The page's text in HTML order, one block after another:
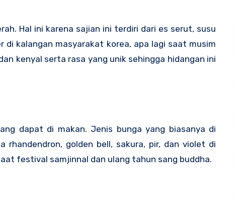
Hal ini karena sajian ini terdiri dari es serut, susu
kalangan masyarakat korea, apa lagi saat musim
kenyal serta rasa yang unik sehingga hidangan ini
dapat di makan. Jenis bunga yang biasanya di
rhandendron, golden bell, sakura, pir, dan violet di
festival samjinnal dan ulang tahun sang buddha.